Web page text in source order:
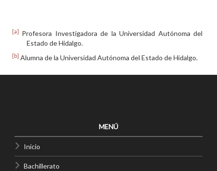
[a]
Profesora Investigadora de la Universidad Autónoma del
Estado de Hidalgo.
[b] Alumna de la Universidad Autónoma del Estado de Hidalgo.
MENÚ
Inicio
Bachillerato